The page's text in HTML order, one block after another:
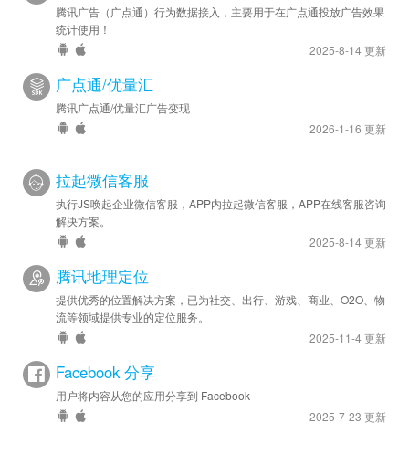
腾讯广告（广点通）行为数据接入，主要用于在广点通投放广告效果
统计使用！
2025-8-14 更新
广点通/优量汇
腾讯广点通/优量汇广告变现
2026-1-16 更新
拉起微信客服
执行JS唤起企业微信客服，APP内拉起微信客服，APP在线客服咨询
解决方案。
2025-8-14 更新
腾讯地理定位
提供优秀的位置解决方案，已为社交、出行、游戏、商业、O2O、物
流等领域提供专业的定位服务。
2025-11-4 更新
Facebook 分享
用户将内容从您的应用分享到 Facebook
2025-7-23 更新